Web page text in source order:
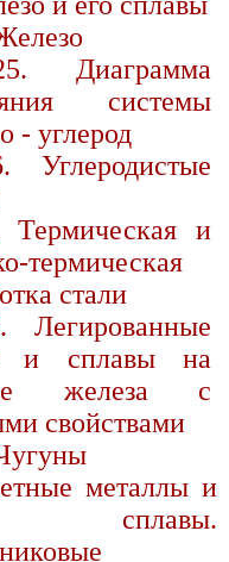
Диаграмма
системы
- углерод
Углеродистые
и
термическая
стали
Легированные
и сплавы на
железа с
свойствами
металлы и